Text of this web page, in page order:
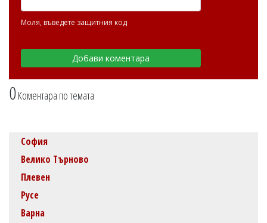
0Коментара по темата
Моля, въведете защитния код
София
Велико Търново
Плевен
Русе
Варна